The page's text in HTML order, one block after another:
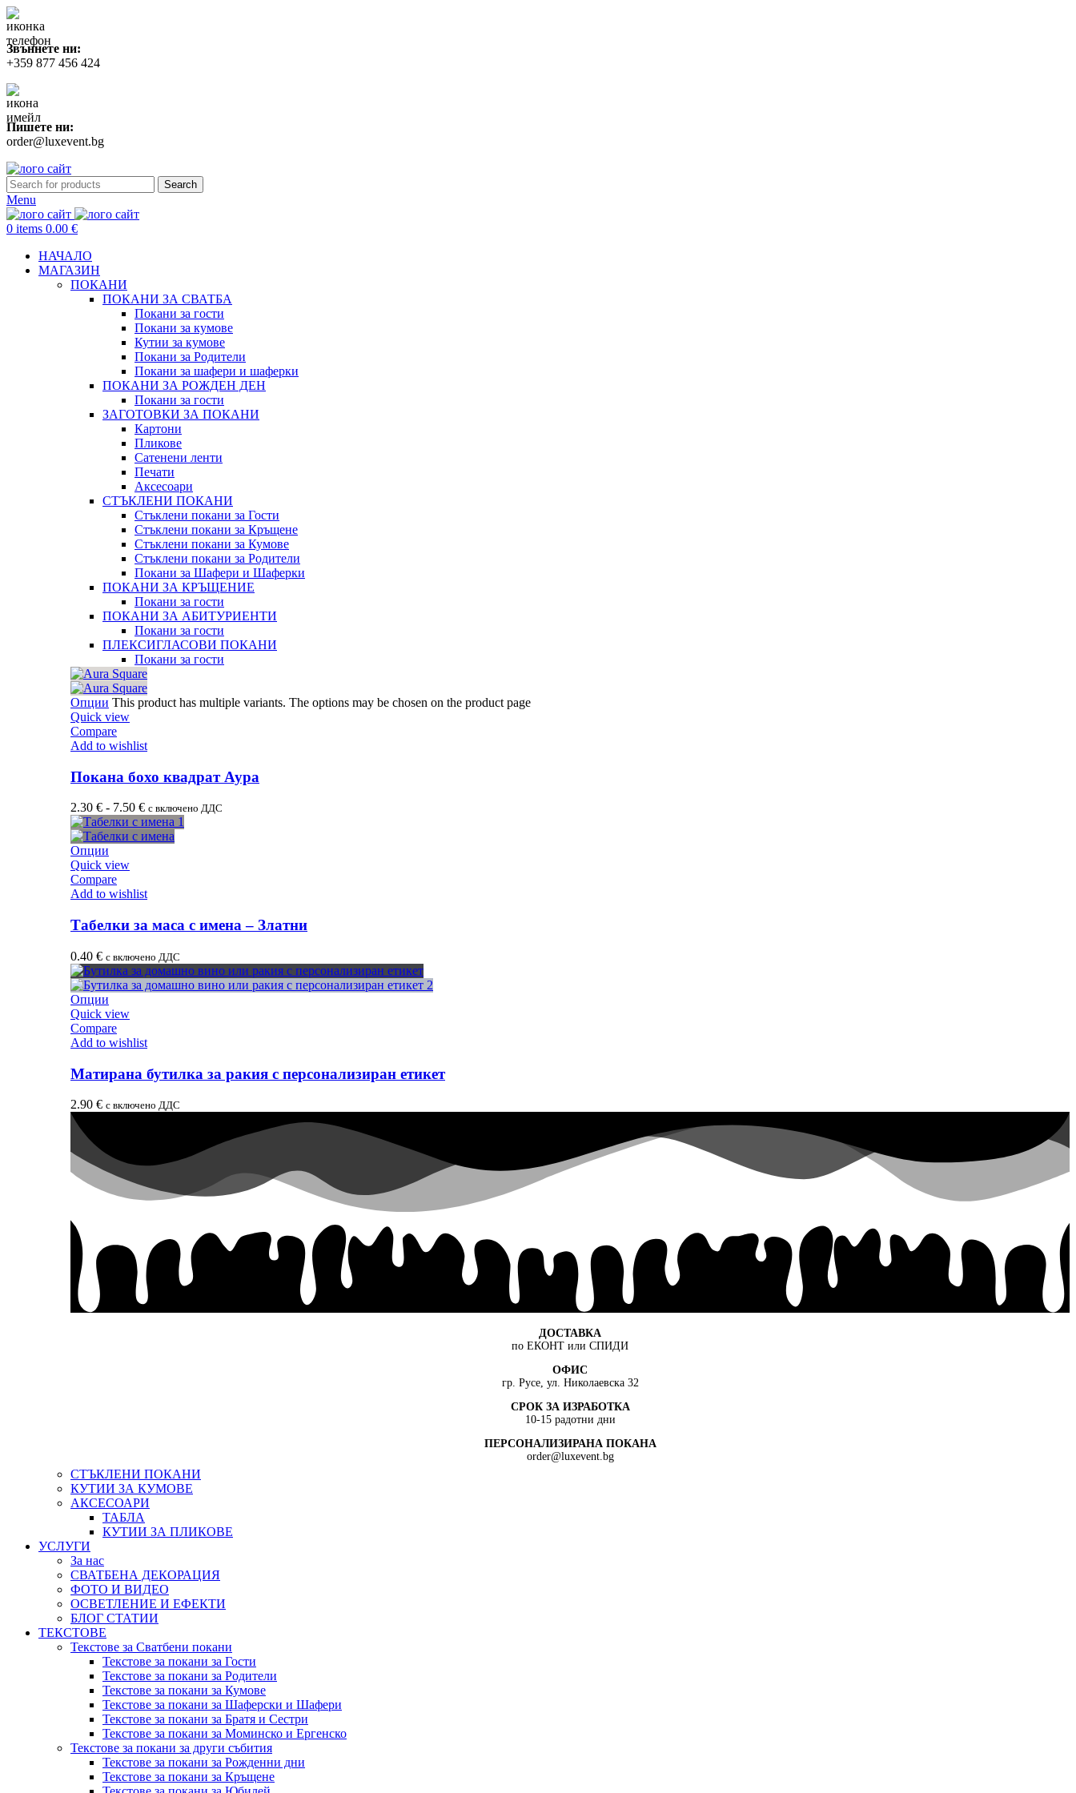
Звъннете ни:
+359 877 456 424
Пишете ни:
order@luxevent.bg
Search
Menu
0 items 0.00 €
НАЧАЛО
МАГАЗИН
ПОКАНИ
ПОКАНИ ЗА СВАТБA
Покани за гости
Покани за кумове
Кутии за кумове
Покани за Родители
Покани за шафери и шаферки
ПОКАНИ ЗА РОЖДЕН ДЕН
Покани за гости
ЗАГОТОВКИ ЗА ПОКАНИ
Картони
Пликове
Сатенени ленти
Печати
Аксесоари
СТЪКЛЕНИ ПОКАНИ
Стъклени покани за Гости
Стъклени покани за Кръщене
Стъклени покани за Кумове
Стъклени покани за Родители
Покани за Шафери и Шаферки
ПОКАНИ ЗА КРЪЩЕНИЕ
Покани за гости
ПОКАНИ ЗА АБИТУРИЕНТИ
Покани за гости
ПЛЕКСИГЛАСОВИ ПОКАНИ
Покани за гости
Опции This product has multiple variants. The options may be chosen on the product page
Quick view
Compare
Add to wishlist
Покана бохо квадрат Аура
2.30 € - 7.50 € с включено ДДС
Опции
Quick view
Compare
Add to wishlist
Табелки за маса с имена – Златни
0.40 € с включено ДДС
Опции
Quick view
Compare
Add to wishlist
Матирана бутилка за ракия с персонализиран етикет
2.90 € с включено ДДС
ДОСТАВКА
по ЕКОНТ или СПИДИ
ОФИС
гр. Русе, ул. Николаевска 32
СРОК ЗА ИЗРАБОТКА
10-15 радотни дни
ПЕРСОНАЛИЗИРАНА ПОКАНА
order@luxevent.bg
СТЪКЛЕНИ ПОКАНИ
КУТИИ ЗА КУМОВЕ
АКСЕСОАРИ
ТАБЛА
КУТИИ ЗА ПЛИКОВЕ
УСЛУГИ
За нас
СВАТБЕНА ДЕКОРАЦИЯ
ФОТО И ВИДЕО
ОСВЕТЛЕНИЕ И ЕФЕКТИ
БЛОГ СТАТИИ
ТЕКСТОВЕ
Текстове за Сватбени покани
Текстове за покани за Гости
Текстове за покани за Родители
Текстове за покани за Кумове
Текстове за покани за Шаферски и Шафери
Текстове за покани за Братя и Сестри
Текстове за покани за Моминско и Ергенско
Текстове за покани за други събития
Текстове за покани за Рожденни дни
Текстове за покани за Кръщене